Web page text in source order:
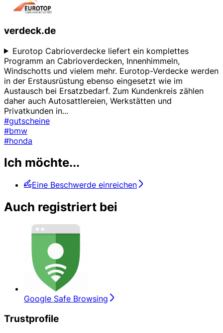
verdeck.de
Eurotop Cabrioverdecke liefert ein komplettes
Programm an Cabrioverdecken, Innenhimmeln,
Windschotts und vielem mehr. Eurotop-Verdecke werden
in der Erstausrüstung ebenso eingesetzt wie im
Austausch bei Ersatzbedarf. Zum Kundenkreis zählen
daher auch Autosattlereien, Werkstätten und
Privatkunden in...
#gutscheine
#bmw
#honda
Ich möchte...
Eine Beschwerde einreichen
Auch registriert bei
Google Safe Browsing
Trustprofile